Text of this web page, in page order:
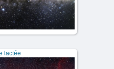
lactée